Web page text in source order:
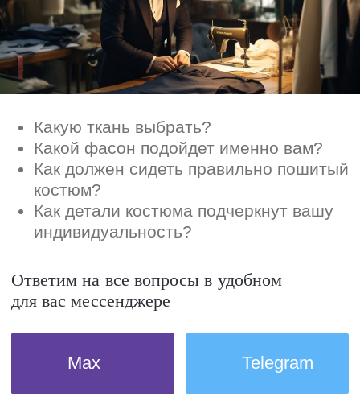
Max Telegram